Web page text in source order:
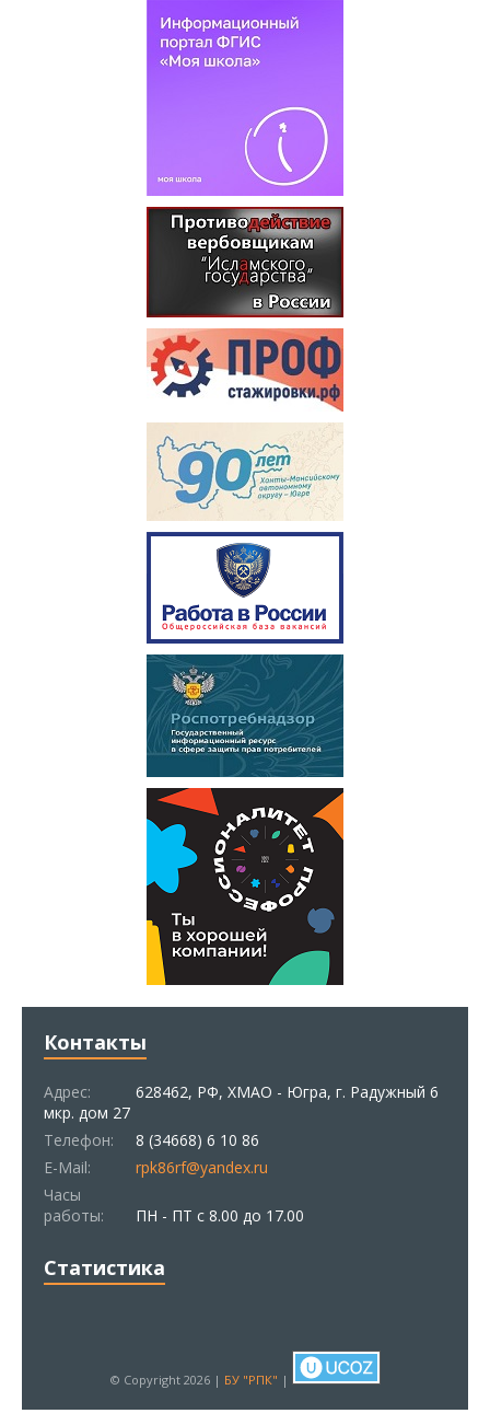
Контакты
Адрес:
628462, РФ, ХМАО - Югра, г. Радужный 6
мкр. дом 27
Телефон:
8 (34668) 6 10 86
E-Mail:
rpk86rf@yandex.ru
Часы
работы:
ПН - ПТ с 8.00 до 17.00
Статистика
© Copyright 2026 | БУ "РПК" |